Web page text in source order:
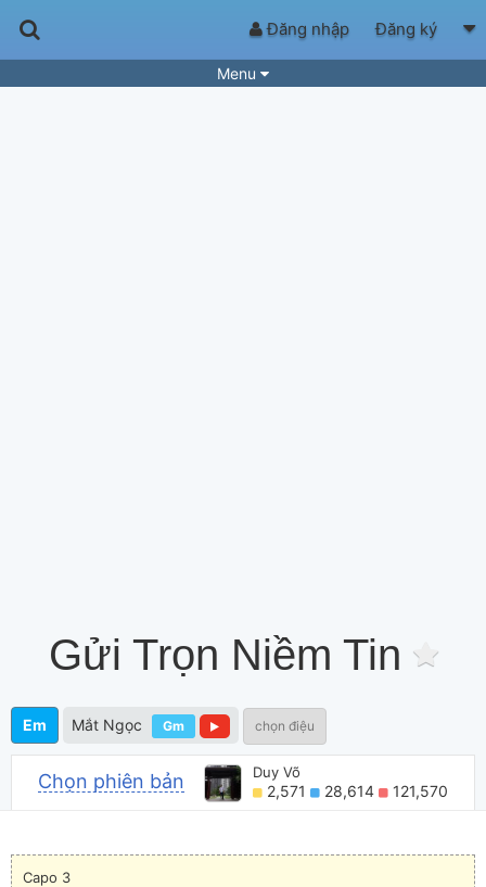
Đăng nhập Đăng ký
Menu
Gửi Trọn Niềm Tin
Em Mắt Ngọc Gm chọn điệu
Chọn phiên bản Duy Võ
2,571 28,614 121,570
Capo 3